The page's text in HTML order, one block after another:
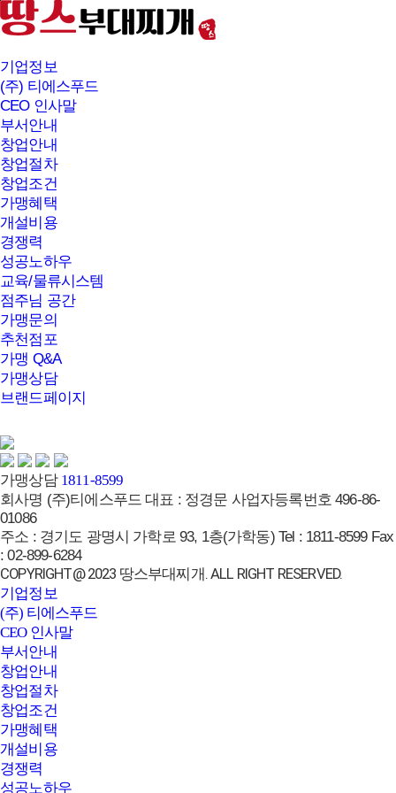
본문바로가기
기업정보
(주) 티에스푸드
CEO 인사말
부서안내
창업안내
창업절차
창업조건
가맹혜택
개설비용
경쟁력
성공노하우
교육/물류시스템
점주님 공간
가맹문의
추천점포
가맹 Q&A
가맹상담
브랜드페이지
가맹상담 1811-8599
회사명 (주)티에스푸드 대표 : 정경문 사업자등록번호 496-86-
01086
주소 : 경기도 광명시 가학로 93, 1층(가학동) Tel : 1811-8599 Fax
:02-899-6284
COPYRIGHT@ 2023 땅스부대찌개. ALL RIGHT RESERVED.
기업정보
(주) 티에스푸드
CEO 인사말
부서안내
창업안내
창업절차
창업조건
가맹혜택
개설비용
경쟁력
성공노하우